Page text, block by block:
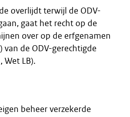
overlijdt terwijl de ODV-
gaat het recht op de
over op de erfgenamen
de ODV-gerechtigde
Wet LB).
beheer verzekerde